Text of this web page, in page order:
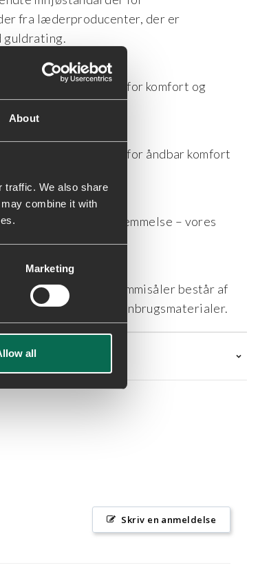
About
traffic. We also share
combine it with
Marketing
all
fra læderproducenter, der er
guldrating.
holdbar PU-skum for komfort og
og Portugal for åndbar komfort
for en ultralet fornemmelse – vores
Alle gummisåler består af
mindst 50% genbrugsmaterialer.
Skriv en anmeldelse